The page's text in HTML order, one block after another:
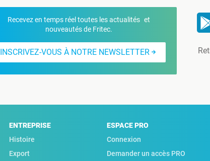
Recevez en temps réel toutes les actualités et
nouveautés de Fritec.
INSCRIVEZ-VOUS À NOTRE NEWSLETTER
ENTREPRISE
Histoire
Export
ESPACE PRO
Connexion
Demander un accès PRO